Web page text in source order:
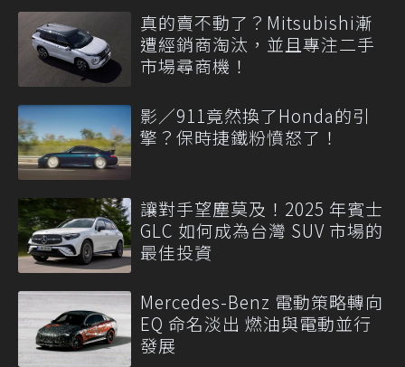
真的賣不動了？Mitsubishi漸
遭經銷商淘汰，並且專注二手
市場尋商機！
影／911竟然換了Honda的引
擎？保時捷鐵粉憤怒了！
讓對手望塵莫及！2025 年賓士
GLC 如何成為台灣 SUV 市場的
最佳投資
Mercedes-Benz 電動策略轉向
EQ 命名淡出 燃油與電動並行
發展